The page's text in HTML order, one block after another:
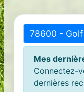
78600 -
Mes
Connectez-
dernières